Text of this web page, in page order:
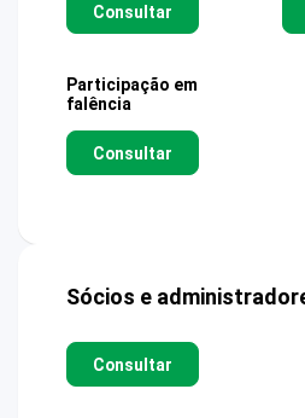
Consultar
Participação em
falência
Consultar
Sócios e
Consultar